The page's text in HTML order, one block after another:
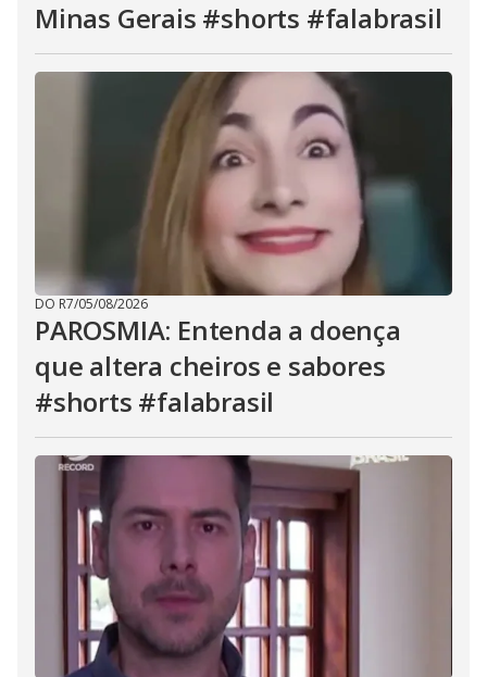
Minas Gerais #shorts #falabrasil
DO R7/05/08/2026
PAROSMIA: Entenda a doença
que altera cheiros e sabores
#shorts #falabrasil